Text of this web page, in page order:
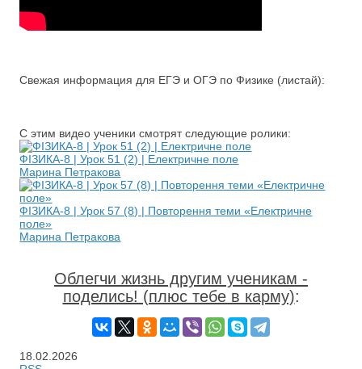
Свежая информация для ЕГЭ и ОГЭ по Физике (листай):
С этим видео ученики смотрят следующие ролики:
ФІЗИКА-8 | Урок 51 (2) | Електричне поле
Марина Петракова
ФІЗИКА-8 | Урок 57 (8) | Повторення теми «Електричне
поле»
Марина Петракова
Облегчи жизнь другим ученикам -
поделись! (плюс тебе в карму):
18.02.2026